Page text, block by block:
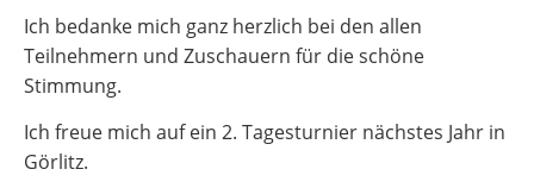
Ich bedanke mich ganz herzlich bei den allen
Teilnehmern und Zuschauern für die schöne
Stimmung.
Ich freue mich auf ein 2. Tagesturnier nächstes Jahr in
Görlitz.